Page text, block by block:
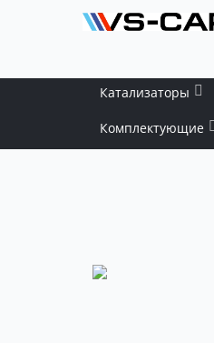
Катализаторы
Комплектующие